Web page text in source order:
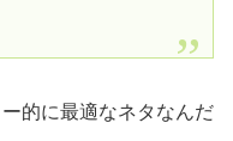
的に最適なネタなんだ